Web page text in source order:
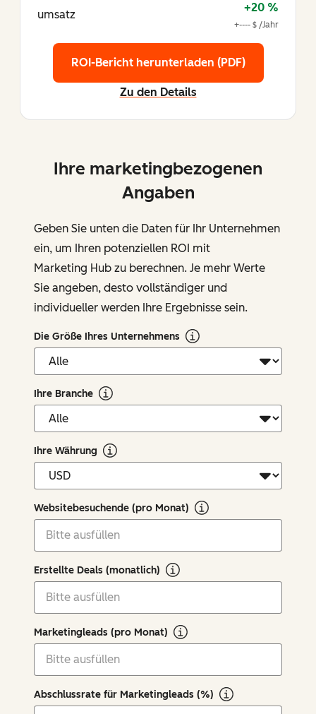
Ihre marketingbezogenen
Angaben
Geben Sie unten die Daten für Ihr Unternehmen
ein, um Ihren potenziellen ROI mit
Marketing Hub zu berechnen. Je mehr Werte
Sie angeben, desto vollständiger und
individueller werden Ihre Ergebnisse sein.
Die Größe Ihres Unternehmens
Ihre Branche
Ihre Währung
Websitebesuchende (pro Monat)
Erstellte Deals (monatlich)
Marketingleads (pro Monat)
Abschlussrate für Marketingleads (%)
umsatz
+20 %
+---- $ /Jahr
Zu den Details
ROI-Bericht herunterladen (PDF)